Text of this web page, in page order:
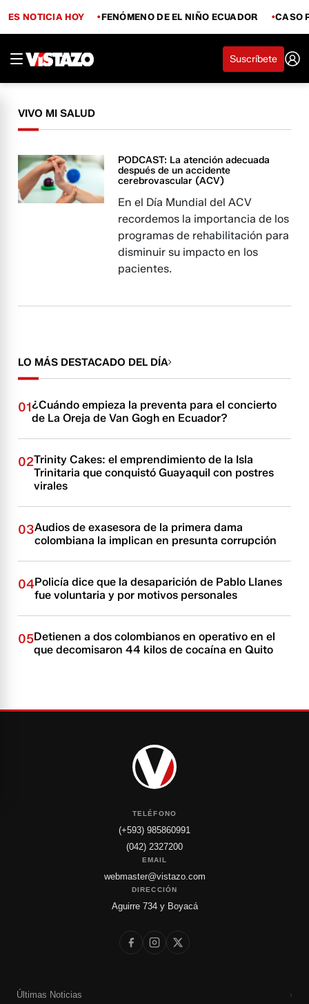
ES NOTICIA HOY FENÓMENO DE EL NIÑO ECUADOR CASO
Suscríbete
VIVO MI SALUD
PODCAST: La atención adecuada
después de un accidente
cerebrovascular (ACV)
En el Día Mundial del ACV
recordemos la importancia de los
programas de rehabilitación para
disminuir su impacto en los
pacientes.
LO MÁS DESTACADO DEL DÍA
01¿Cuándo empieza la preventa para el concierto
de La Oreja de Van Gogh en Ecuador?
02Trinity Cakes: el emprendimiento de la Isla
Trinitaria que conquistó Guayaquil con postres
virales
03Audios de exasesora de la primera dama
colombiana la implican en presunta corrupción
04Policía dice que la desaparición de Pablo Llanes
fue voluntaria y por motivos personales
05Detienen a dos colombianos en operativo en el
que decomisaron 44 kilos de cocaína en Quito
TELÉFONO
(+593) 985860991
(042) 2327200
EMAIL
webmaster@vistazo.com
DIRECCIÓN
Aguirre 734 y Boyacá
Últimas Noticias ›